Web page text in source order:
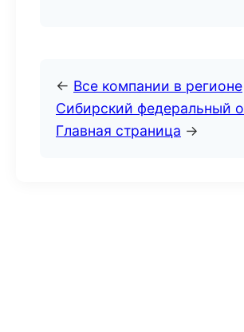
← Все компании в регионе
Сибирский федеральный
Главная страница →